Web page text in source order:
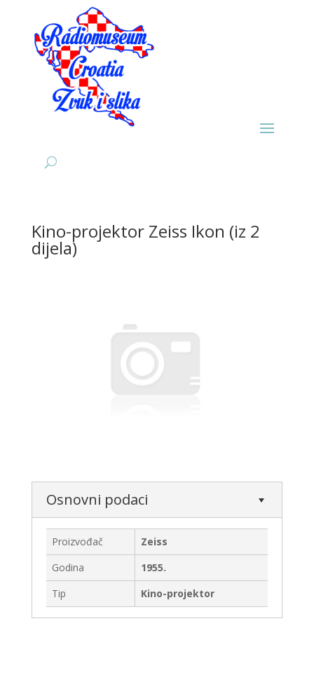
Kino-projektor Zeiss Ikon (iz 2
dijela)
Osnovni podaci
Proizvođač
Zeiss
Godina
1955.
Tip
Kino-projektor